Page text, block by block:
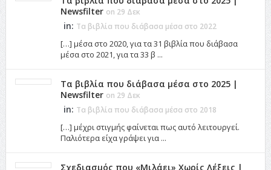
Newsfilter on 29 Δεκ
in: Τα βιβλία που διάβασα μέσα στο 2022
[…] μέσα στο 2020, για τα 31 βιβλία που διάβασα
μέσα στο 2021, για τα 33 β ...
Τα βιβλία που διάβασα μέσα στο 2025 |
Newsfilter on 29 Δεκ
in: Τα βιβλία που διάβασα μέσα στο 2018
[…] μέχρι στιγμής φαίνεται πως αυτό λειτουργεί.
Παλιότερα είχα γράψει για ...
Σχεδιασμός που «Μιλάει» Χωρίς Λέξεις |